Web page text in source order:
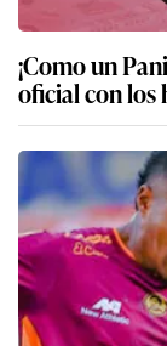
¡Como un
oficial con los